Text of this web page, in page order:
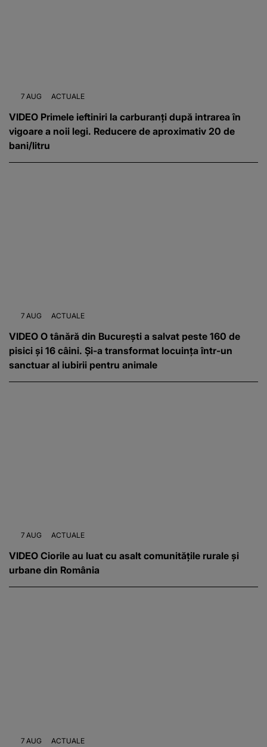
7 AUG ACTUALE
VIDEO Primele ieftiniri la carburanți după intrarea în
vigoare a noii legi. Reducere de aproximativ 20 de
bani/litru
7 AUG ACTUALE
VIDEO O tânără din București a salvat peste 160 de
pisici și 16 câini. Și-a transformat locuința într-un
sanctuar al iubirii pentru animale
7 AUG ACTUALE
VIDEO Ciorile au luat cu asalt comunitățile rurale și
urbane din România
7 AUG ACTUALE